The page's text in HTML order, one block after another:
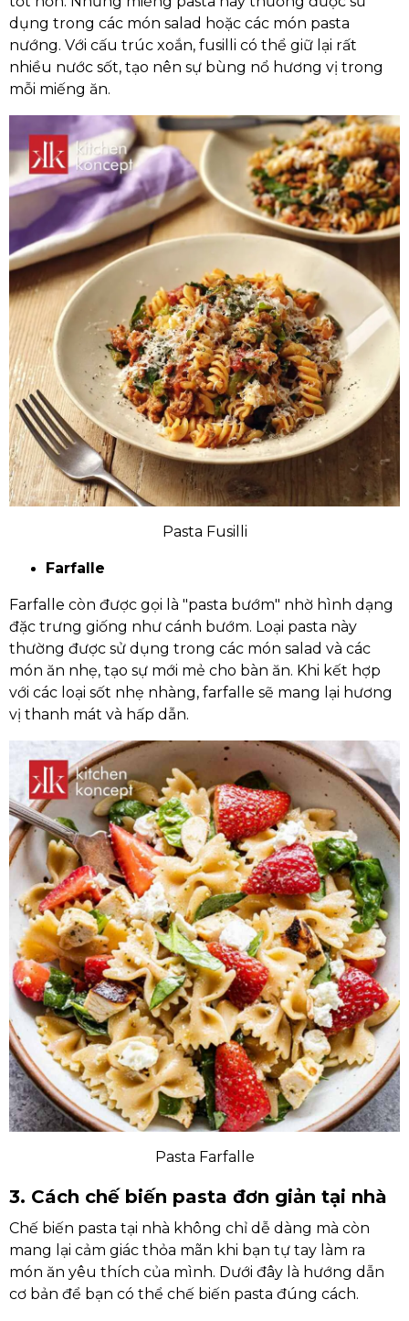
dụng trong các món salad hoặc các món pasta
nướng. Với cấu trúc xoắn, fusilli có thể giữ lại rất
nhiều nước sốt, tạo nên sự bùng nổ hương vị trong
mỗi miếng ăn.
Pasta Fusilli
Farfalle
Farfalle còn được gọi là "pasta bướm" nhờ hình dạng
đặc trưng giống như cánh bướm. Loại pasta này
thường được sử dụng trong các món salad và các
món ăn nhẹ, tạo sự mới mẻ cho bàn ăn. Khi kết hợp
với các loại sốt nhẹ nhàng, farfalle sẽ mang lại hương
vị thanh mát và hấp dẫn.
Pasta Farfalle
3. Cách chế biến pasta đơn giản tại nhà
Chế biến pasta tại nhà không chỉ dễ dàng mà còn
mang lại cảm giác thỏa mãn khi bạn tự tay làm ra
món ăn yêu thích của mình. Dưới đây là hướng dẫn
cơ bản để bạn có thể chế biến pasta đúng cách.